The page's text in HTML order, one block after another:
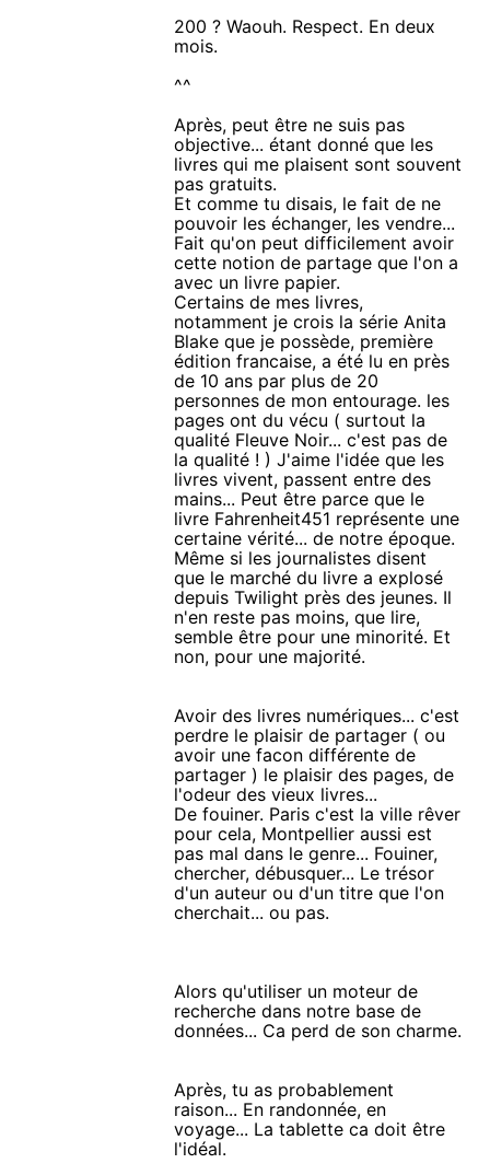
200 ? Waouh. Respect. En deux
mois.
^^
Après, peut être ne suis pas
objective... étant donné que les
livres qui me plaisent sont souvent
pas gratuits.
Et comme tu disais, le fait de ne
pouvoir les échanger, les vendre...
Fait qu'on peut difficilement avoir
cette notion de partage que l'on a
avec un livre papier.
Certains de mes livres,
notamment je crois la série Anita
Blake que je possède, première
édition francaise, a été lu en près
de 10 ans par plus de 20
personnes de mon entourage. les
pages ont du vécu ( surtout la
qualité Fleuve Noir... c'est pas de
la qualité ! ) J'aime l'idée que les
livres vivent, passent entre des
mains... Peut être parce que le
livre Fahrenheit451 représente une
certaine vérité... de notre époque.
Même si les journalistes disent
que le marché du livre a explosé
depuis Twilight près des jeunes. Il
n'en reste pas moins, que lire,
semble être pour une minorité. Et
non, pour une majorité.
Avoir des livres numériques... c'est
perdre le plaisir de partager ( ou
avoir une facon différente de
partager ) le plaisir des pages, de
l'odeur des vieux livres...
De fouiner. Paris c'est la ville rêver
pour cela, Montpellier aussi est
pas mal dans le genre... Fouiner,
chercher, débusquer... Le trésor
d'un auteur ou d'un titre que l'on
cherchait... ou pas.
Alors qu'utiliser un moteur de
recherche dans notre base de
données... Ca perd de son charme.
Après, tu as probablement
raison... En randonnée, en
voyage... La tablette ca doit être
l'idéal.